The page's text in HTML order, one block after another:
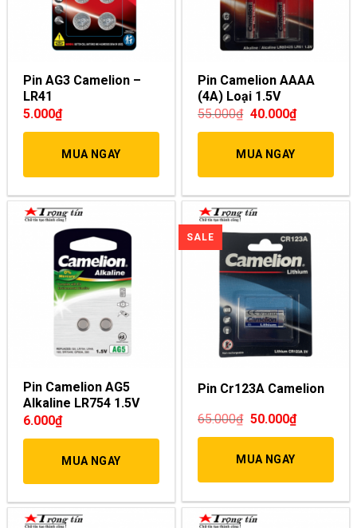
Pin AG3 Camelion –
LR41
5.000₫
MUA NGAY
Pin Camelion AAAA
(4A) Loại 1.5V
55.000₫ 40.000₫
MUA NGAY
Pin Camelion AG5
Alkaline LR754 1.5V
6.000₫
MUA NGAY
Pin Cr123A Camelion
65.000₫ 50.000₫
MUA NGAY